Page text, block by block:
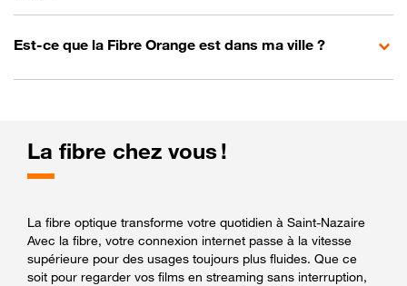
Est-ce que la Fibre Orange est dans ma ville ?
La fibre chez vous !
La fibre optique transforme votre quotidien à Saint-Nazaire
Avec la fibre, votre connexion internet passe à la vitesse
supérieure pour des usages toujours plus fluides. Que ce
soit pour regarder vos films en streaming sans interruption,